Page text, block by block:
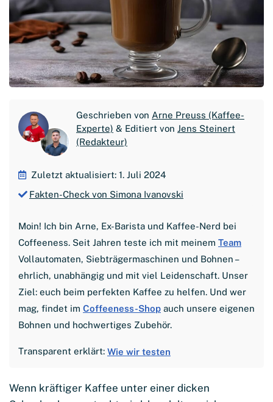
Geschrieben von Arne Preuss (Kaffee-
Experte) & Editiert von Jens Steinert
(Redakteur)
Zuletzt aktualisiert: 1. Juli 2024
Fakten-Check von Simona Ivanovski
Moin! Ich bin Arne, Ex-Barista und Kaffee-Nerd bei
Coffeeness. Seit Jahren teste ich mit meinem Team
Vollautomaten, Siebträgermaschinen und Bohnen –
ehrlich, unabhängig und mit viel Leidenschaft. Unser
Ziel: euch beim perfekten Kaffee zu helfen. Und wer
mag, findet im Coffeeness-Shop auch unsere eigenen
Bohnen und hochwertiges Zubehör.
Transparent erklärt: Wie wir testen
Wenn kräftiger Kaffee unter einer dicken